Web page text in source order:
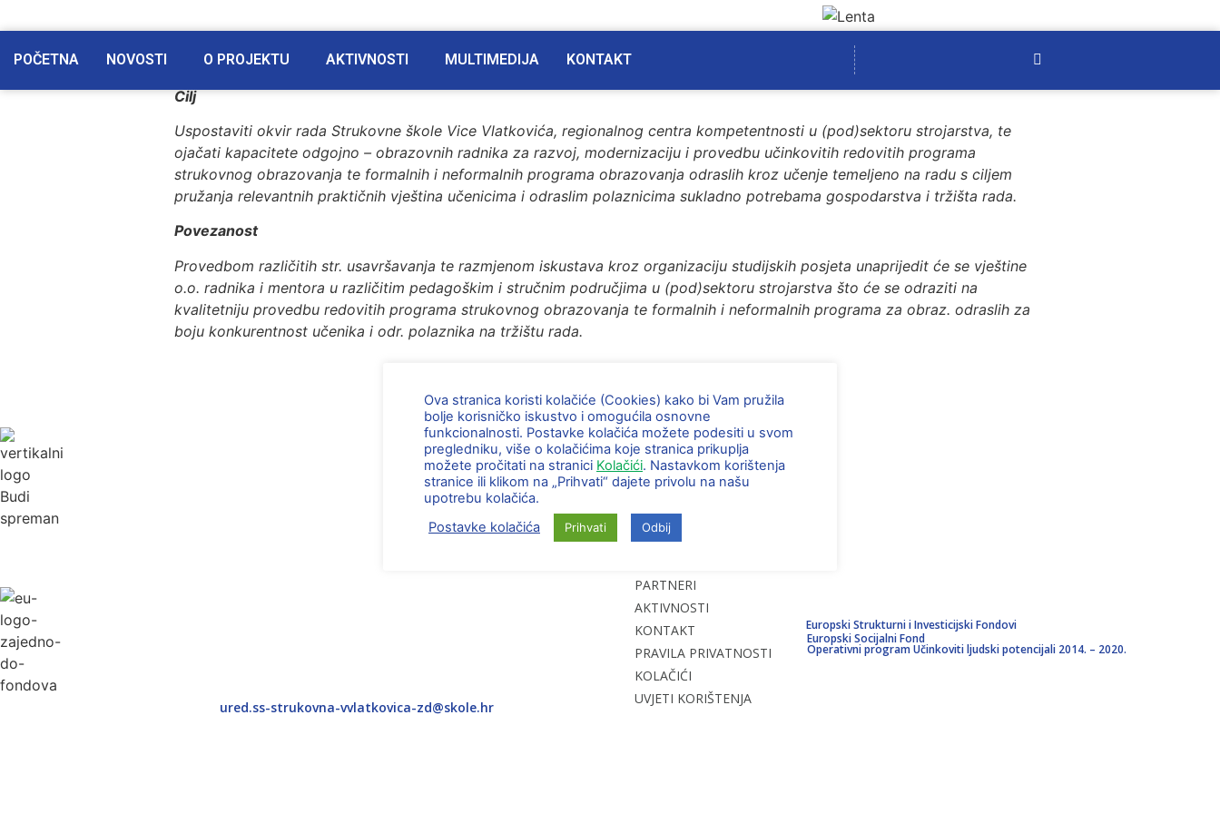
POČETNA NOVOSTI O PROJEKTU AKTIVNOSTI MULTIMEDIJA KONTAKT
Cilj
Uspostaviti okvir rada Strukovne škole Vice Vlatkovića, regionalnog centra kompetentnosti u (pod)sektoru strojarstva, te
ojačati kapacitete odgojno – obrazovnih radnika za razvoj, modernizaciju i provedbu učinkovitih redovitih programa
strukovnog obrazovanja te formalnih i neformalnih programa obrazovanja odraslih kroz učenje temeljeno na radu s ciljem
pružanja relevantnih praktičnih vještina učenicima i odraslim polaznicima sukladno potrebama gospodarstva i tržišta rada.
Povezanost
Provedbom različitih str. usavršavanja te razmjenom iskustava kroz organizaciju studijskih posjeta unaprijedit će se vještine
o.o. radnika i mentora u različitim pedagoškim i stručnim područjima u (pod)sektoru strojarstva što će se odraziti na
kvalitetniju provedbu redovitih programa strukovnog obrazovanja te formalnih i neformalnih programa za obraz. odraslih za
boju konkurentnost učenika i odr. polaznika na tržištu rada.
ured.ss-strukovna-vvlatkovica-zd@skole.hr
PROJEKT
PARTNERI
AKTIVNOSTI
KONTAKT
PRAVILA PRIVATNOSTI
KOLAČIĆI
UVJETI KORIŠTENJA
Europski Strukturni i Investicijski Fondovi
Europski Socijalni Fond
Operativni program Učinkoviti ljudski potencijali 2014. – 2020.
Ova stranica koristi kolačiće (Cookies) kako bi Vam pružila
bolje korisničko iskustvo i omogućila osnovne
funkcionalnosti. Postavke kolačića možete podesiti u svom
pregledniku, više o kolačićima koje stranica prikuplja
možete pročitati na stranici Kolačići. Nastavkom korištenja
stranice ili klikom na „Prihvati“ dajete privolu na našu
upotrebu kolačića.
Postavke kolačića
Prihvati Odbij